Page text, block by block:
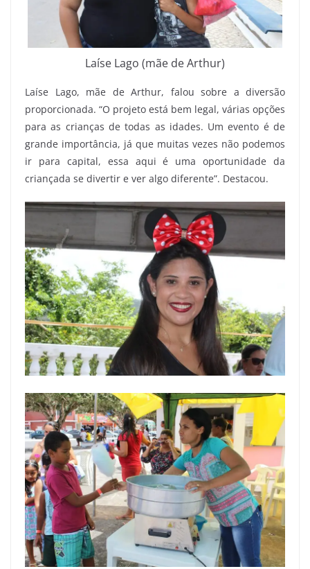
Laíse Lago (mãe de Arthur)
Laíse Lago, mãe de Arthur, falou sobre a diversão
proporcionada. “O projeto está bem legal, várias opções
para as crianças de todas as idades. Um evento é de
grande importância, já que muitas vezes não podemos
ir para capital, essa aqui é uma oportunidade da
criançada se divertir e ver algo diferente”. Destacou.